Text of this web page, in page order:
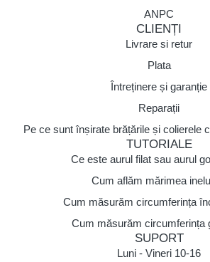
ANPC
CLIENȚI
Livrare si retur
Plata
Întreținere și garanție
Reparații
Pe ce sunt înșirate brățările și colierele
TUTORIALE
Ce este aurul filat sau aurul
Cum aflăm mărimea
Cum măsurăm circumferința
Cum măsurăm circumferința
SUPORT
Luni - Vineri 10-16